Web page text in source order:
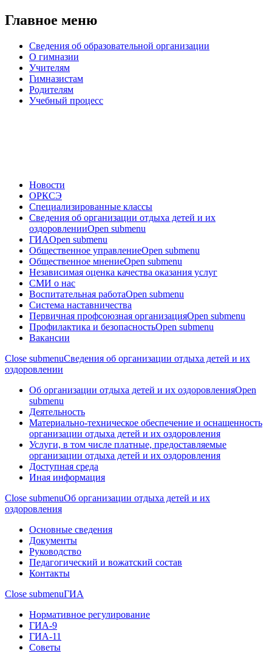
Главное меню
Сведения об образовательной организации
О гимназии
Учителям
Гимназистам
Родителям
Учебный процесс
Новости
ОРКСЭ
Специализированные классы
Сведения об организации отдыха детей и их
оздоровленииOpen submenu
ГИАOpen submenu
Общественное управлениеOpen submenu
Общественное мнениеOpen submenu
Независимая оценка качества оказания услуг
СМИ о нас
Воспитательная работаOpen submenu
Система наставничества
Первичная профсоюзная организацияOpen submenu
Профилактика и безопасностьOpen submenu
Вакансии
Close submenuСведения об организации отдыха детей и их
оздоровлении
Об организации отдыха детей и их оздоровленияOpen
submenu
Деятельность
Материально-техническое обеспечение и оснащенность
организации отдыха детей и их оздоровления
Услуги, в том числе платные, предоставляемые
организации отдыха детей и их оздоровления
Доступная среда
Иная информация
Close submenuОб организации отдыха детей и их
оздоровления
Основные сведения
Документы
Руководство
Педагогический и вожатский состав
Контакты
Close submenuГИА
Нормативное регулирование
ГИА-9
ГИА-11
Советы